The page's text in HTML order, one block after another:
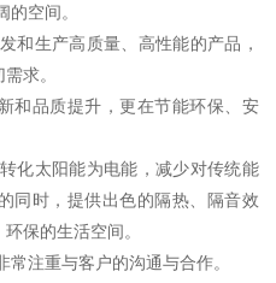
空间。
和生产高质量、高性能的产品，
求。
和品质提升，更在节能环保、安
化太阳能为电能，减少对传统能
同时，提供出色的隔热、隔音效
保的生活空间。
注重与客户的沟通与合作。